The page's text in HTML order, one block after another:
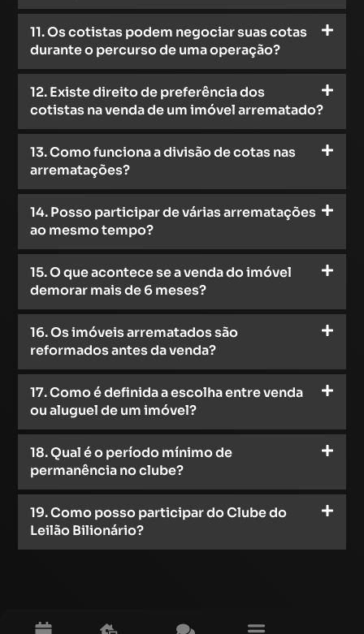
11. Os cotistas podem negociar suas cotas
durante o percurso de uma operação?
12. Existe direito de preferência dos
cotistas na venda de um imóvel arrematado?
13. Como funciona a divisão de cotas nas
arrematações?
14. Posso participar de várias arrematações
ao mesmo tempo?
15. O que acontece se a venda do imóvel
demorar mais de 6 meses?
16. Os imóveis arrematados são
reformados antes da venda?
17. Como é definida a escolha entre venda
ou aluguel de um imóvel?
18. Qual é o período mínimo de
permanência no clube?
19. Como posso participar do Clube do
Leilão Bilionário?